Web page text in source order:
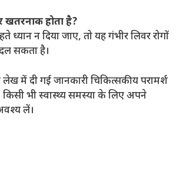
खतरनाक होता है?
ध्यान न दिया जाए, तो यह गंभीर लिवर रोगों
सकता है।
में दी गई जानकारी चिकित्सकीय परामर्श
किसी भी स्वास्थ्य समस्या के लिए अपने
लें।